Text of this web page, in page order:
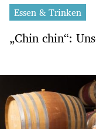
Essen & Trinken
„Chin chin“: